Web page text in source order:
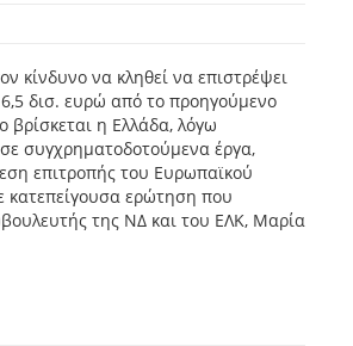
κίνδυνο να κληθεί να επιστρέψει
δισ. ευρώ από το προηγούμενο
βρίσκεται η Ελλάδα, λόγω
συγχρηματοδοτούμενα έργα,
επιτροπής του Ευρωπαϊκού
κατεπείγουσα ερώτηση που
της ΝΔ και του ΕΛΚ, Μαρία